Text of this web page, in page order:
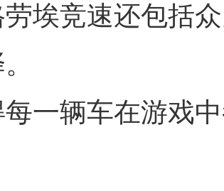
埃竞速还包括
一辆车在游戏